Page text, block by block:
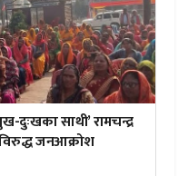
दुःखका साथी’ रामचन्द्र
विरुद्ध जनआक्रोश